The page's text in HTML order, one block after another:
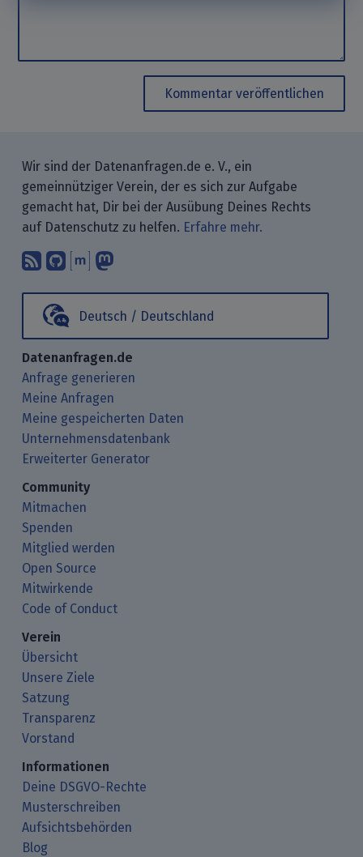
Kommentar veröffentlichen
Wir sind der Datenanfragen.de e. V., ein
gemeinnütziger Verein, der es sich zur Aufgabe
gemacht hat, Dir bei der Ausübung Deines Rechts
auf Datenschutz zu helfen. Erfahre mehr.
Abonniere unsere Blogbeiträge mit
Finde uns bei GitHub.
Unterhalte Dich mit uns über
Deutsch / Deutschland
Datenanfragen.de
Anfrage generieren
Meine Anfragen
Meine gespeicherten Daten
Unternehmensdatenbank
Erweiterter Generator
Community
Mitmachen
Spenden
Mitglied werden
Open Source
Mitwirkende
Code of Conduct
Verein
Übersicht
Unsere Ziele
Satzung
Transparenz
Vorstand
Informationen
Deine DSGVO-Rechte
Musterschreiben
Aufsichtsbehörden
Blog